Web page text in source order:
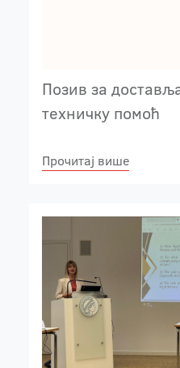
Позив за
техничку помоћ
Прочитај више